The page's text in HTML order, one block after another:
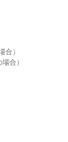
合）
合）